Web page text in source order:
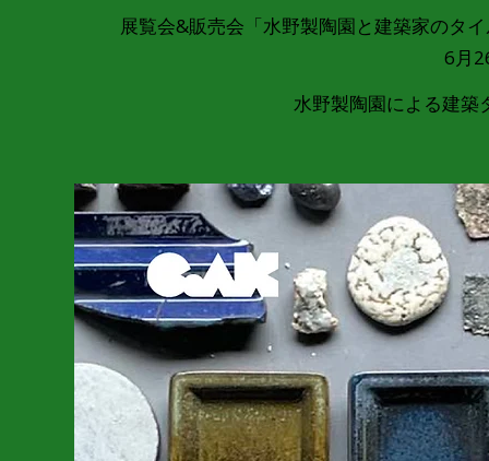
展覧会&販売会「水野製陶園と建築家のタ
6月
水野製陶園による建築